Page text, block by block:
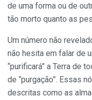
de uma forma ou de
tão morto quanto as
Um número não
não hesita em falar de
“purificará” a Terra de
de “purgação”. Essas
descritas como as